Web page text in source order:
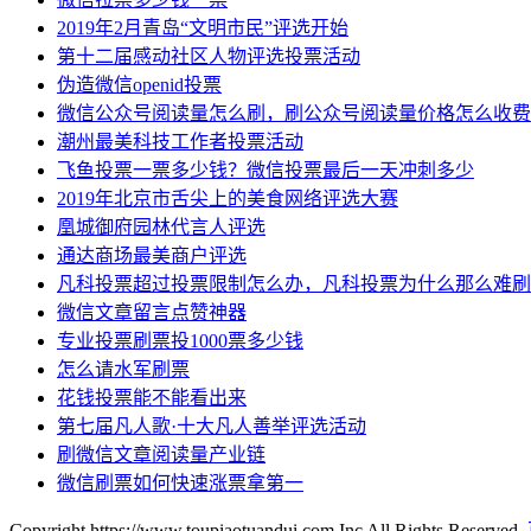
2019年2月青岛“文明市民”评选开始
第十二届感动社区人物评选投票活动
伪造微信openid投票
微信公众号阅读量怎么刷，刷公众号阅读量价格怎么收费
潮州最美科技工作者投票活动
飞鱼投票一票多少钱？微信投票最后一天冲刺多少
2019年北京市舌尖上的美食网络评选大赛
凰城御府园林代言人评选
通达商场最美商户评选
凡科投票超过投票限制怎么办，凡科投票为什么那么难刷
微信文章留言点赞神器
专业投票刷票投1000票多少钱
怎么请水军刷票
花钱投票能不能看出来
第七届凡人歌·十大凡人善举评选活动
刷微信文章阅读量产业链
微信刷票如何快速涨票拿第一